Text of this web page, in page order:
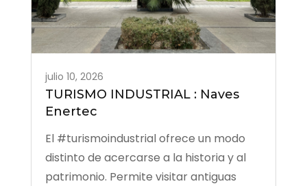
julio 10, 2026
TURISMO INDUSTRIAL : Naves
Enertec
El #turismoindustrial ofrece un modo
distinto de acercarse a la historia y al
patrimonio. Permite visitar antiguas